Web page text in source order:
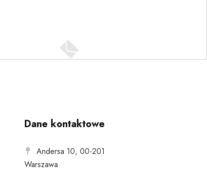
Dane kontaktowe
Andersa 10, 00-201
Warszawa